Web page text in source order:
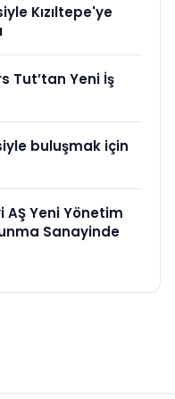
Kızıltepe'ye
Tut’tan Yeni İş
buluşmak için
AŞ Yeni Yönetim
Sanayinde